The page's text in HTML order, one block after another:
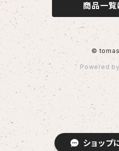
ショップ
ヘッド交換式ドリル用ホルダ
刃先交換式ドリル用チップ
刃先交換式ドリル用ホルダ
センタリングドリル・センタードリル・スポ
スパイラルタップ
ポイントタップ
ロールタップ
ストレートリーマ・ハンドリーマ
スパイラルリーマ・ヘリカルリーマ
テーパリーマ
チップ
外径用・内径用チップ
溝入れ用・突っ切り用チップ
ねじ切り用チップ（旋盤）
エンドミル
タップ
リーマ
サイドカッター
継手
治具
コレット
測定工具
コンベックス・巻尺
ノギス・定規
作業工具
カッター
ソケット
その他
ニワAOAFスペシャル[送料無料]
ロイヤルセレクト [送料無料]
商品一覧
©
Powered by